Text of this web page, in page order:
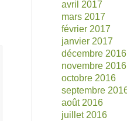
avril 2017
mars 2017
février 2017
janvier 2017
décembre 2016
novembre 2016
octobre 2016
septembre
août 2016
juillet 2016